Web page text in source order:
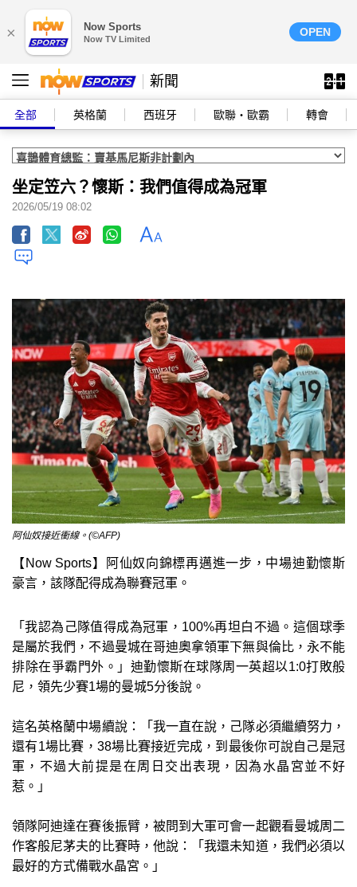
× Now Sports
Now TV Limited
OPEN
新聞
全部 英格蘭 西班牙 歐聯‧歐霸 轉會
坐定笠六？懷斯：我們值得成為冠軍
2026/05/19 08:02
阿仙奴接近衝線。(©AFP)
【Now Sports】阿仙奴向錦標再邁進一步，中場迪勤懷斯
豪言，該隊配得成為聯賽冠軍。
「我認為己隊值得成為冠軍，100%再坦白不過。這個球季
是屬於我們，不過曼城在哥迪奧拿領軍下無與倫比，永不能
排除在爭霸門外。」迪勤懷斯在球隊周一英超以1:0打敗般
尼，領先少賽1場的曼城5分後說。
這名英格蘭中場續說：「我一直在說，己隊必須繼續努力，
還有1場比賽，38場比賽接近完成，到最後你可說自己是冠
軍，不過大前提是在周日交出表現，因為水晶宮並不好
惹。」
領隊阿迪達在賽後振臂，被問到大軍可會一起觀看曼城周二
作客般尼茅夫的比賽時，他說：「我還未知道，我們必須以
最好的方式備戰水晶宮。」